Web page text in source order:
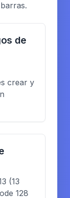
de
crear y
(13
128